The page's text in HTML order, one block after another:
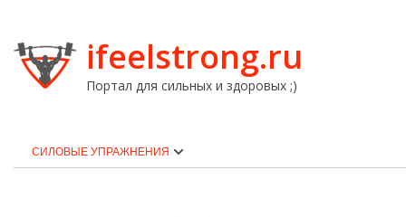
ifeelstrong.ru
Портал для сильных и здоровых ;)
СИЛОВЫЕ УПРАЖНЕНИЯ